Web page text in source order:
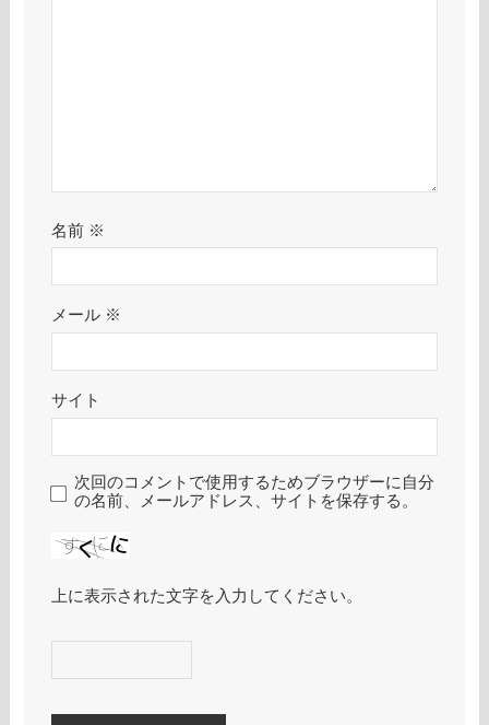
名前 ※
メール ※
サイト
次回のコメントで使用するためブラウザーに自分
の名前、メールアドレス、サイトを保存する。
上に表示された文字を入力してください。